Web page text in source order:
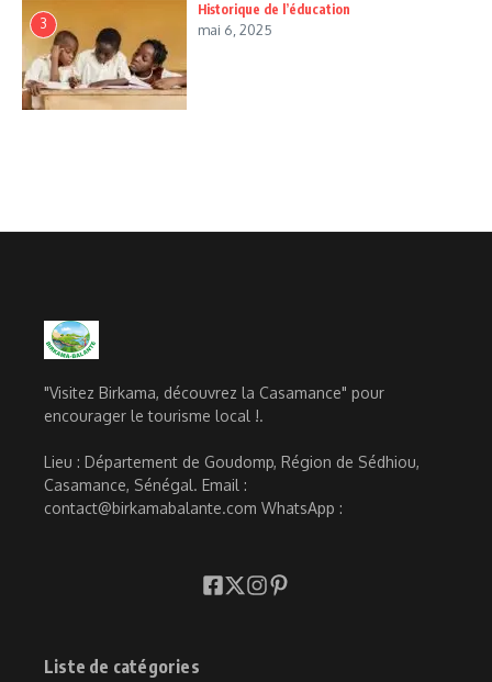
3
Historique de l’éducation
mai 6, 2025
"Visitez Birkama, découvrez la Casamance" pour
encourager le tourisme local !.
Lieu : Département de Goudomp, Région de Sédhiou,
Casamance, Sénégal. Email :
contact@birkamabalante.com WhatsApp :
Liste de catégories